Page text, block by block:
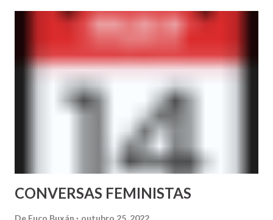
sanitaria/ Colapso permanete servizos de Urxencia do
noticia/212101-servizos- urxencia-chus-instalados- nunha-
situacion-permanente- colapso Plataforma SOS de
Sanxenxo: Sobran consultas baleiras e falta persoal
https://www.diariodosalnes.es/
articulo/sanxenxo/plataforma- pola-sanidade-sanxenxo-
CONVERSAS FEMINISTAS
De Fuco Buxán outubro 25, 2022